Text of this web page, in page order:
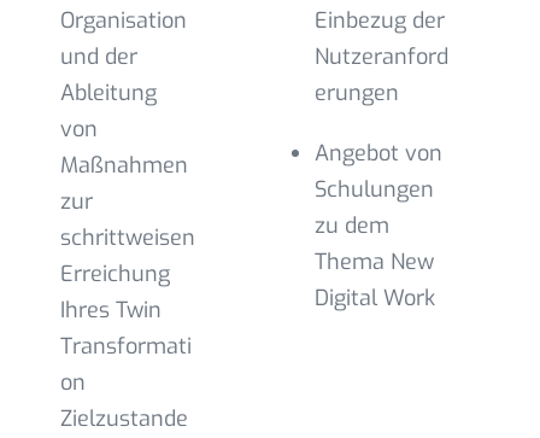
Organisation
und der
Ableitung
von
Maßnahmen
zur
schrittweisen
Erreichung
Ihres Twin
Transformati
on
Zielzustande
Einbezug der
Nutzeranford
erungen
Angebot von
Schulungen
zu dem
Thema New
Digital Work